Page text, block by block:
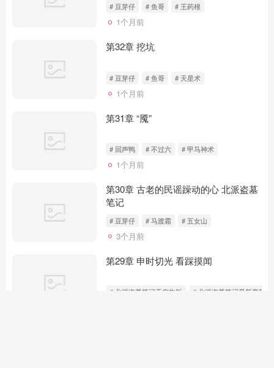
# 豆芽仔 # 鱼哥 # 王药根
1个月前
第32章 挖坑
# 豆芽仔 # 鱼哥 # 天星术
1个月前
第31章 “魇”
# 回声鸭 # 不过六 # 甲马神术
1个月前
第30章 古老的民谣躁动的心 北派盗墓
笔记
# 豆芽仔 # 马渡霜 # 五女山
3个月前
第29章 申时切光 看踩摸闻
# 北派盗墓笔记无广告版 # 北派盗墓笔记最新章节